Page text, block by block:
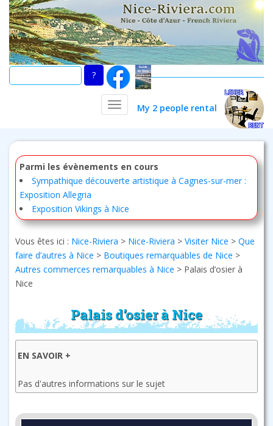
Skip
main
content
My 2 people rental
TOGGLE NAVIGATION
Parmi les évènements en cours
Sympathique découverte artistique à Cagnes-sur-mer :
Exposition Allegria
Exposition Vikings à Nice
Vous êtes ici : Nice-Riviera > Nice-Riviera > Visiter Nice > Que
faire d’autres à Nice > Boutiques remarquables de Nice >
Autres commerces remarquables à Nice > Palais d’osier à
Nice
Palais d’osier à Nice
EN SAVOIR +
Pas d'autres informations sur le sujet